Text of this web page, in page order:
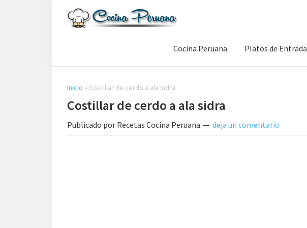
de
Comida
Peruana
Cocina Peruana Platos de Entrada
Inicio » Costillar de cerdo a ala sidra
Costillar de cerdo a ala sidra
Publicado por Recetas Cocina Peruana deja un comentario